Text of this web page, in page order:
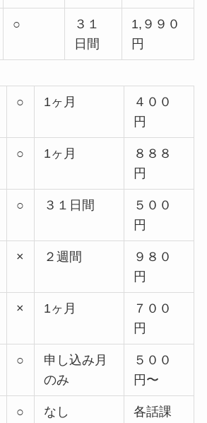
○
３１
日間
1,９９０
円
○ 1ヶ月
４００
円
○ 1ヶ月
８８８
円
○ ３１日間
５００
円
× ２週間
９８０
円
× 1ヶ月
７００
円
○
申し込み月
のみ
５００
円〜
○ なし
各話課